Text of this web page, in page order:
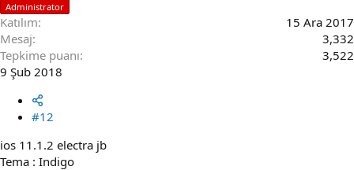
Administrator
Katılım
15 Ara 2017
Mesaj
3,332
Tepkime puanı
3,522
9 Şub 2018
#12
ios 11.1.2 electra jb
Tema : Indigo